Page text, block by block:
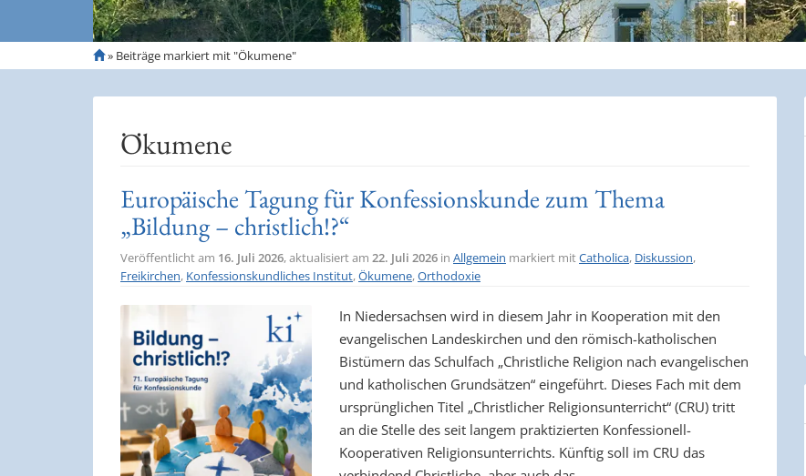
S
t
» Beiträge markiert mit "Ökumene"
Ökumene
Europäische Tagung für Konfessionskunde zum Thema
„Bildung – christlich!?“
Veröffentlicht am 16. Juli 2026, aktualisiert am 22. Juli 2026 in Allgemein markiert mitCatholica, Diskussion,
Freikirchen, Konfessionskundliches Institut,Ökumene,Orthodoxie
In Niedersachsen wird in diesem Jahr in Kooperation mit den
evangelischen Landeskirchen und den römisch-katholischen
Bistümern das Schulfach „Christliche Religion nach evangelischen
und katholischen Grundsätzen“ eingeführt. Dieses Fach mit dem
ursprünglichen Titel „Christlicher Religionsunterricht“ (CRU) tritt
an die Stelle des seit langem praktizierten Konfessionell-
Kooperativen Religionsunterrichts. Künftig soll im CRU das